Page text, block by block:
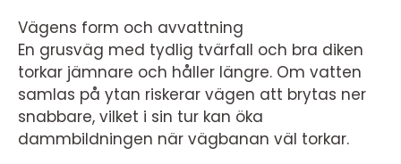
Vägens form och avvattning
En grusväg med tydlig tvärfall och bra diken
torkar jämnare och håller längre. Om vatten
samlas på ytan riskerar vägen att brytas ner
snabbare, vilket i sin tur kan öka
dammbildningen när vägbanan väl torkar.